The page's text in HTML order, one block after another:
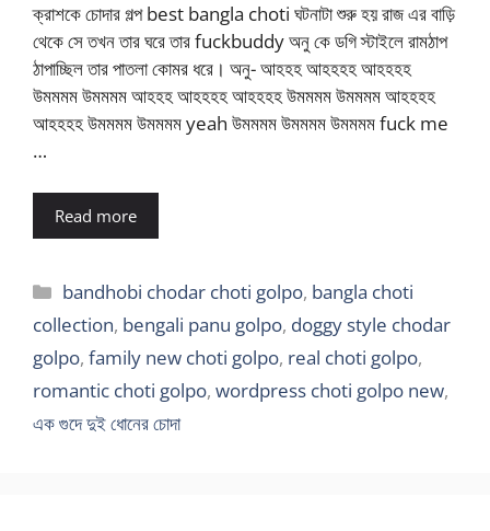
ক্রাশকে চোদার গল্প best bangla choti ঘটনাটা শুরু হয় রাজ এর বাড়ি
থেকে সে তখন তার ঘরে তার fuckbuddy অনু কে ডগি স্টাইলে রামঠাপ
ঠাপাচ্ছিল তার পাতলা কোমর ধরে। অনু- আহহহ আহহহহ আহহহহ
উমমমম উমমমম আহহহ আহহহহ আহহহহ উমমমম উমমমম আহহহহ
আহহহহ উমমমম উমমমম yeah উমমমম উমমমম উমমমম fuck me
…
Read more
Categories
bandhobi chodar choti golpo, bangla choti
collection, bengali panu golpo, doggy style chodar
golpo, family new choti golpo, real choti golpo,
romantic choti golpo, wordpress choti golpo new,
এক গুদে দুই ধোনের চোদা